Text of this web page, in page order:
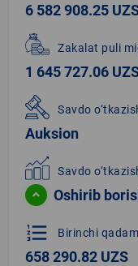
6 582 908.25
Zakalat puli
1 645 727.06
Savdo
Auksion
Savdo
Oshirib
format_list_numbered Birinchi
658 290.82 UZS